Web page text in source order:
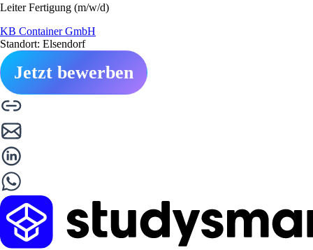
Leiter Fertigung (m/w/d)
KB Container GmbH
Standort: Elsendorf
Jetzt bewerben